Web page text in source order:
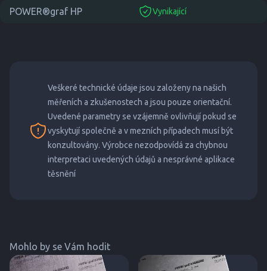
POWER®graf HP Vynikající
suitable
Veškeré technické údaje jsou založeny na našich
měřeních a zkušenostech a jsou pouze orientační.
Uvedené parametry se vzájemně ovlivňují pokud se
vyskytují společně a v mezních případech musí být
konzultovány. Výrobce nezodpovídá za chybnou
interpretaci uvedených údajů a nesprávné aplikace
těsnění
Mohlo by se Vám hodit